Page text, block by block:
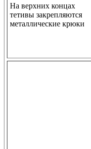
На верхних концах
тетивы закрепляются
металлические крюки